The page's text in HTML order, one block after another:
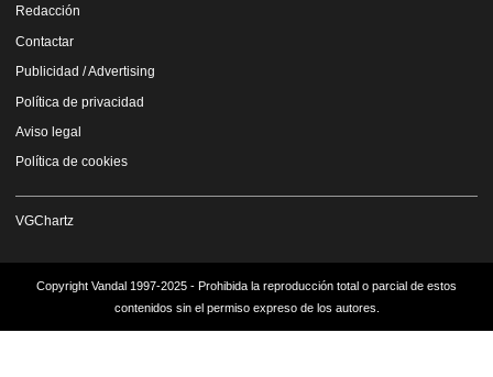
Redacción
Contactar
Publicidad / Advertising
Política de privacidad
Aviso legal
Política de cookies
VGChartz
Copyright Vandal 1997-2025 - Prohibida la reproducción total o parcial de estos
contenidos sin el permiso expreso de los autores.